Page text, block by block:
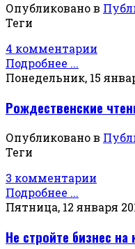
Опубликовано в
Теги
4 комментарии
Подробнее ...
Понедельник, 15
Рождественские
Опубликовано в
Теги
3 комментарии
Подробнее ...
Пятница, 12 января
Не стройте бизнес на